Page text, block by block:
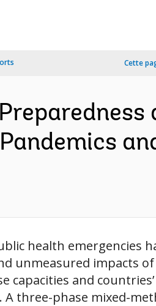
Cette
health emergencies
unmeasured impacts
capacities and
three-phase mixed-